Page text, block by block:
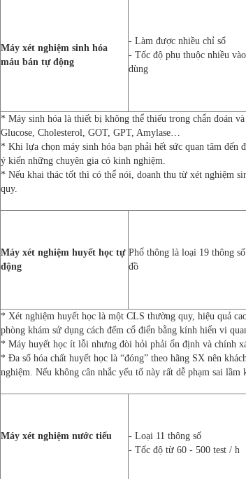
Máy xét nghiệm sinh hóa
máu bán tự động
- Làm được nhiều chỉ số
- Tốc độ phụ thuộc nhiều
dùng
* Máy sinh hóa là thiết bị không thể thiếu trong chẩn đoán
Glucose, Cholesterol, GOT, GPT, Amylase…
* Khi lựa chọn máy sinh hóa bạn phải hết sức quan tâm
ý kiến những chuyên gia có kinh nghiệm.
* Nếu khai thác tốt thì có thể nói, doanh thu từ xét nghiệm
quy.
Máy xét nghiệm huyết học tự
động
Phổ thông là loại 19 thông
đồ
* Xét nghiệm huyết học là một CLS thường quy, hiệu quả
phòng khám sử dụng cách đếm cổ điển bằng kính hiển vi
* Máy huyết học ít lỗi nhưng đòi hỏi phải ổn định và chính
* Đa số hóa chất huyết học là “đóng” theo hãng SX nên
nghiệm. Nếu không cân nhắc yếu tố này rất dễ phạm sai lầm
Máy xét nghiệm nước tiểu
- Loại 11 thông số
- Tốc độ từ 60 - 500 test / h